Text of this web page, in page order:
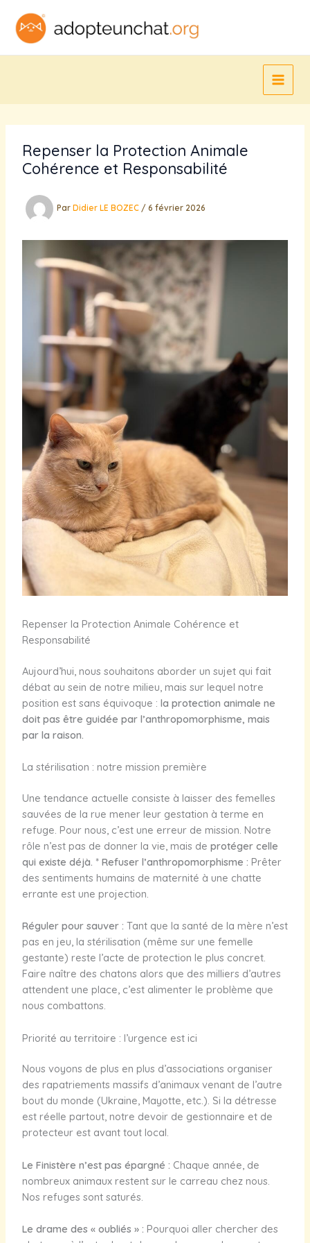
contenu
Repenser la Protection Animale
Cohérence et Responsabilité
Par Didier LE BOZEC / 6 février 2026
Repenser la Protection Animale Cohérence et
Responsabilité
Aujourd’hui, nous souhaitons aborder un sujet qui fait
débat au sein de notre milieu, mais sur lequel notre
position est sans équivoque : la protection animale ne
doit pas être guidée par l’anthropomorphisme, mais
par la raison.
La stérilisation : notre mission première
Une tendance actuelle consiste à laisser des femelles
sauvées de la rue mener leur gestation à terme en
refuge. Pour nous, c’est une erreur de mission. Notre
rôle n’est pas de donner la vie, mais de protéger celle
qui existe déjà. * Refuser l’anthropomorphisme : Prêter
des sentiments humains de maternité à une chatte
errante est une projection.
Réguler pour sauver : Tant que la santé de la mère n’est
pas en jeu, la stérilisation (même sur une femelle
gestante) reste l’acte de protection le plus concret.
Faire naître des chatons alors que des milliers d’autres
attendent une place, c’est alimenter le problème que
nous combattons.
Priorité au territoire : l’urgence est ici
Nous voyons de plus en plus d’associations organiser
des rapatriements massifs d’animaux venant de l’autre
bout du monde (Ukraine, Mayotte, etc.). Si la détresse
est réelle partout, notre devoir de gestionnaire et de
protecteur est avant tout local.
Le Finistère n’est pas épargné : Chaque année, de
nombreux animaux restent sur le carreau chez nous.
Nos refuges sont saturés.
Le drame des « oubliés » : Pourquoi aller chercher des